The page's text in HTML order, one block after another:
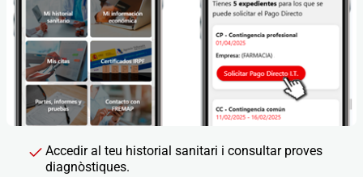
Accedir al teu historial sanitari i consultar proves
diagnòstiques.